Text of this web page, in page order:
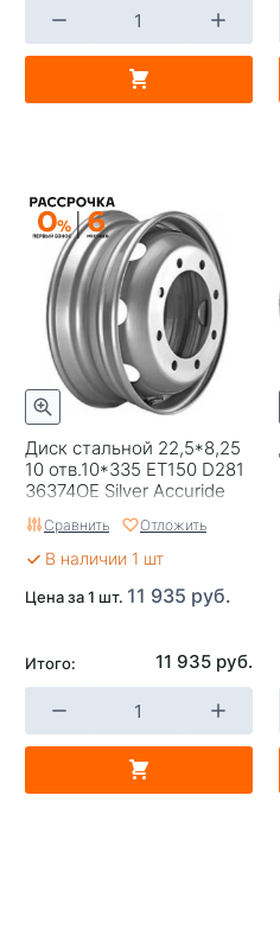
Диск стальной 22,5*8,25
10 отв.10*335 ET150 D281
36374OE Silver Accuride
Сравнить Отложить
В наличии 1 шт
Цена за 1 шт. 11 935 руб.
Итого: 11 935 руб.